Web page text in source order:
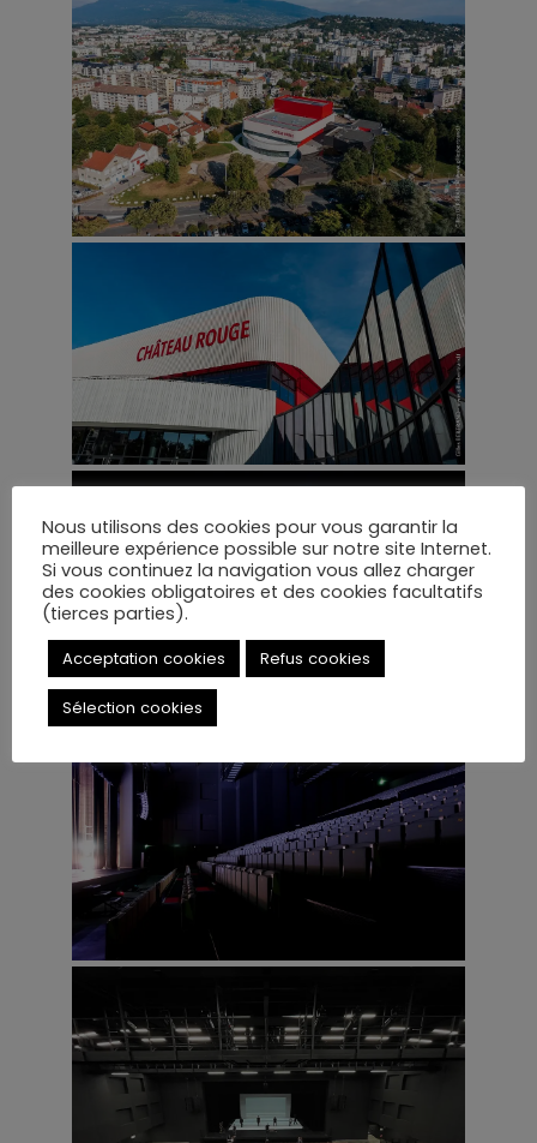
Nous utilisons des cookies pour vous garantir la
meilleure expérience possible sur notre site Internet.
Si vous continuez la navigation vous allez charger
des cookies obligatoires et des cookies facultatifs
(tierces parties).
Acceptation cookies Refus cookies
Sélection cookies